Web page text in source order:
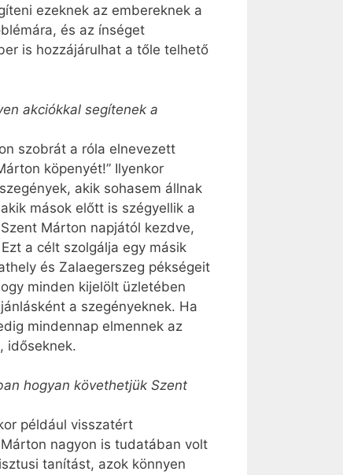
ezeknek az embereknek a
és az ínséget
is hozzájárulhat a tőle telhető
akciókkal segítenek a
szobrát a róla elnevezett
köpenyét!” Ilyenkor
akik sohasem állnak
mások előtt is szégyellik a
Márton napjától kezdve,
a célt szolgálja egy másik
és Zalaegerszeg pékségeit
minden kijelölt üzletében
a szegényeknek. Ha
mindennap elmennek az
időseknek.
hogyan követhetjük Szent
például visszatért
nagyon is tudatában volt
tanítást, azok könnyen